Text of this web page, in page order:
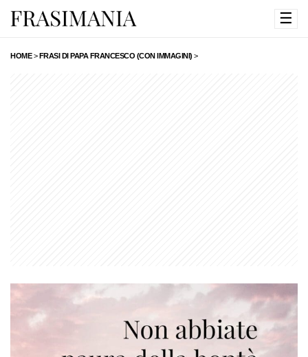
☰
HOME>FRASI DI PAPA FRANCESCO (CON IMMAGINI) >